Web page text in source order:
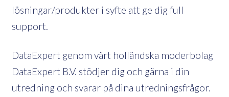
lösningar/produkter i syfte att ge dig full
support.
DataExpert genom vårt holländska moderbolag
DataExpert B.V. stödjer dig och gärna i din
utredning och svarar på dina utredningsfrågor.